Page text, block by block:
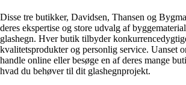
Disse tre butikker, Davidsen, Thansen og
deres ekspertise og store udvalg af
glashegn. Hver butik tilbyder
kvalitetsprodukter og personlig service. Uanset
handle online eller besøge en af deres mange
hvad du behøver til dit glashegnprojekt.